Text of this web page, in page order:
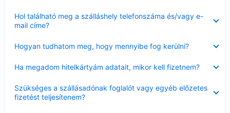
Hol található meg a szálláshely telefonszáma és/vagy e-
mail címe?
Hogyan tudhatom meg, hogy mennyibe fog kerülni?
Ha megadom hitelkártyám adatait, mikor kell fizetnem?
Szükséges a szállásadónak foglalót vagy egyéb előzetes
fizetést teljesítenem?